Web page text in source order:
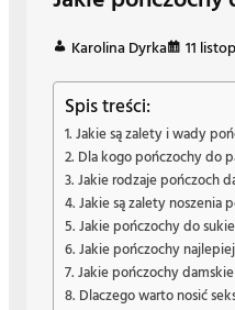
Karolina Dyrka 11
Spis treści:
Jakie są zalety i wady
Dla kogo pończochy do
Jakie rodzaje pończoch
Jakie są zalety noszenia
Jakie pończochy do
Jakie pończochy
Jakie pończochy
Dlaczego warto nosić